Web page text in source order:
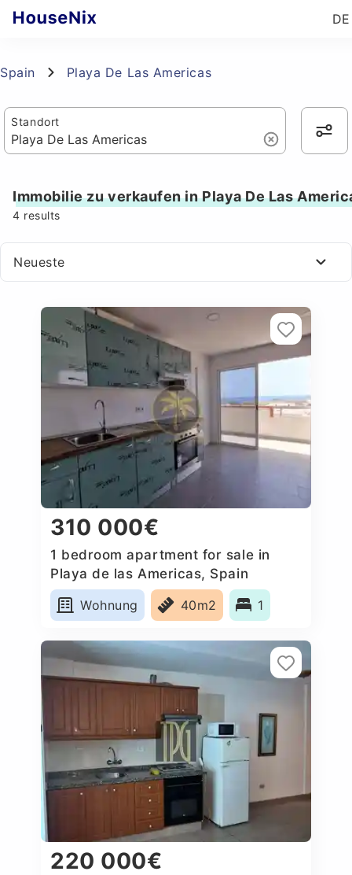
DE
Spain Playa De Las Americas
Standort
Immobilie zu verkaufen in Playa De Las
4 results
Neueste
310 000€
1 bedroom apartment for sale in
Playa de las Americas, Spain
Wohnung
40m2 1
220 000€